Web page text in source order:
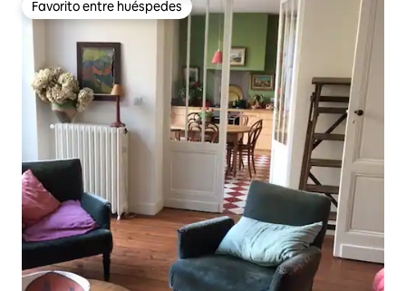
Favorito entre huéspedes
Favorito entre huéspedes